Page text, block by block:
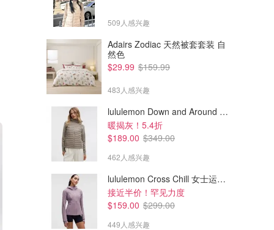
509人感兴趣
Adairs Zodiac 天然被套套装 自
然色
$29.99 $159.99
483人感兴趣
lululemon Down and Around 羽绒夹克
暖揭灰！5.4折
$189.00 $349.00
462人感兴趣
lululemon Cross Chill 女士运动外套
接近半价！罕见力度
$159.00 $299.00
449人感兴趣